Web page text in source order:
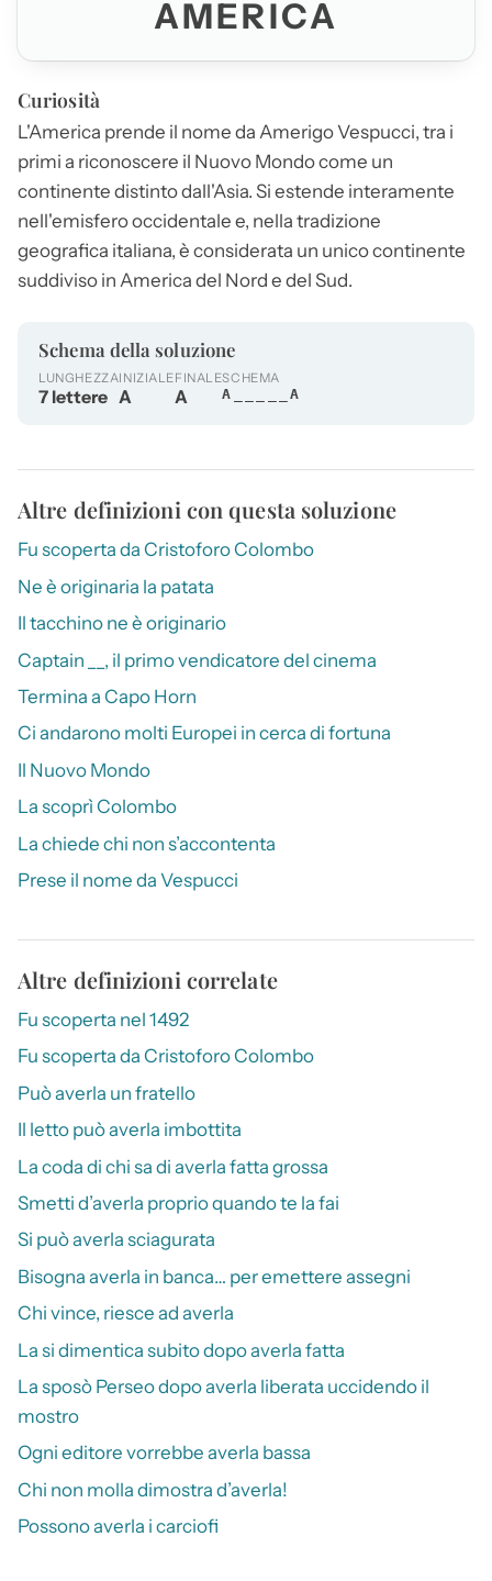
AMERICA
Curiosità
L'America prende il nome da Amerigo Vespucci, tra i
primi a riconoscere il Nuovo Mondo come un
continente distinto dall'Asia. Si estende interamente
nell'emisfero occidentale e, nella tradizione
geografica italiana, è considerata un unico continente
suddiviso in America del Nord e del Sud.
Schema della soluzione
LUNGHEZZA
7 lettere
INIZIALE
A
FINALE
A
SCHEMA
A_____A
Altre definizioni con questa soluzione
Fu scoperta da Cristoforo Colombo
Ne è originaria la patata
Il tacchino ne è originario
Captain __, il primo vendicatore del cinema
Termina a Capo Horn
Ci andarono molti Europei in cerca di fortuna
Il Nuovo Mondo
La scoprì Colombo
La chiede chi non s’accontenta
Prese il nome da Vespucci
Altre definizioni correlate
Fu scoperta nel 1492
Fu scoperta da Cristoforo Colombo
Può averla un fratello
Il letto può averla imbottita
La coda di chi sa di averla fatta grossa
Smetti d’averla proprio quando te la fai
Si può averla sciagurata
Bisogna averla in banca… per emettere assegni
Chi vince, riesce ad averla
La si dimentica subito dopo averla fatta
La sposò Perseo dopo averla liberata uccidendo il
mostro
Ogni editore vorrebbe averla bassa
Chi non molla dimostra d’averla!
Possono averla i carciofi